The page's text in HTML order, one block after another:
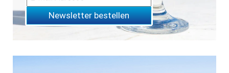
Newsletter bestellen